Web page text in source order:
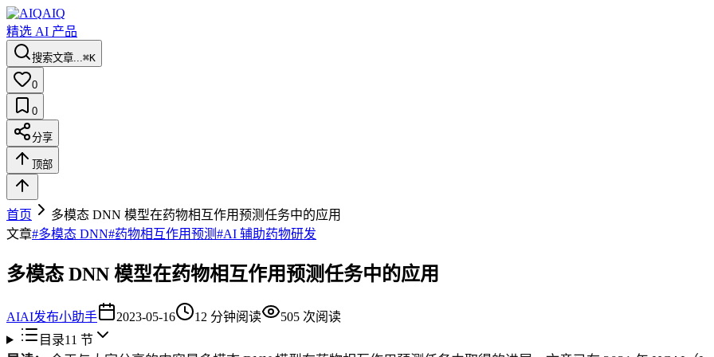
AIQ
精选 AI 产品
搜索文章...⌘K
0
0
分享
顶部
首页
多模态 DNN 模型在药物相互作用预测任务中的应用
文章#多模态 DNN#药物相互作用预测#AI 辅助药物研发
多模态 DNN 模型在药物相互作用预测任务中的应用
AIAI发布小助手 2023-05-16 12 分钟阅读 505 次阅读
目录11 节